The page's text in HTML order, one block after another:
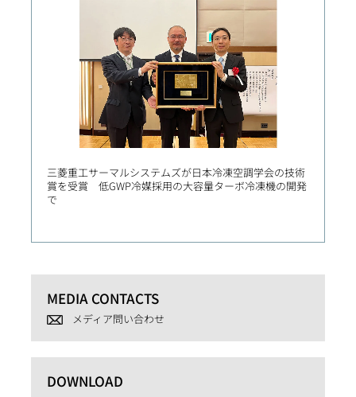
三菱重工サーマルシステムズが日本冷凍空調学会の技術
賞を受賞 低GWP冷媒採用の大容量ターボ冷凍機の開発
で
MEDIA CONTACTS
メディア問い合わせ
DOWNLOAD